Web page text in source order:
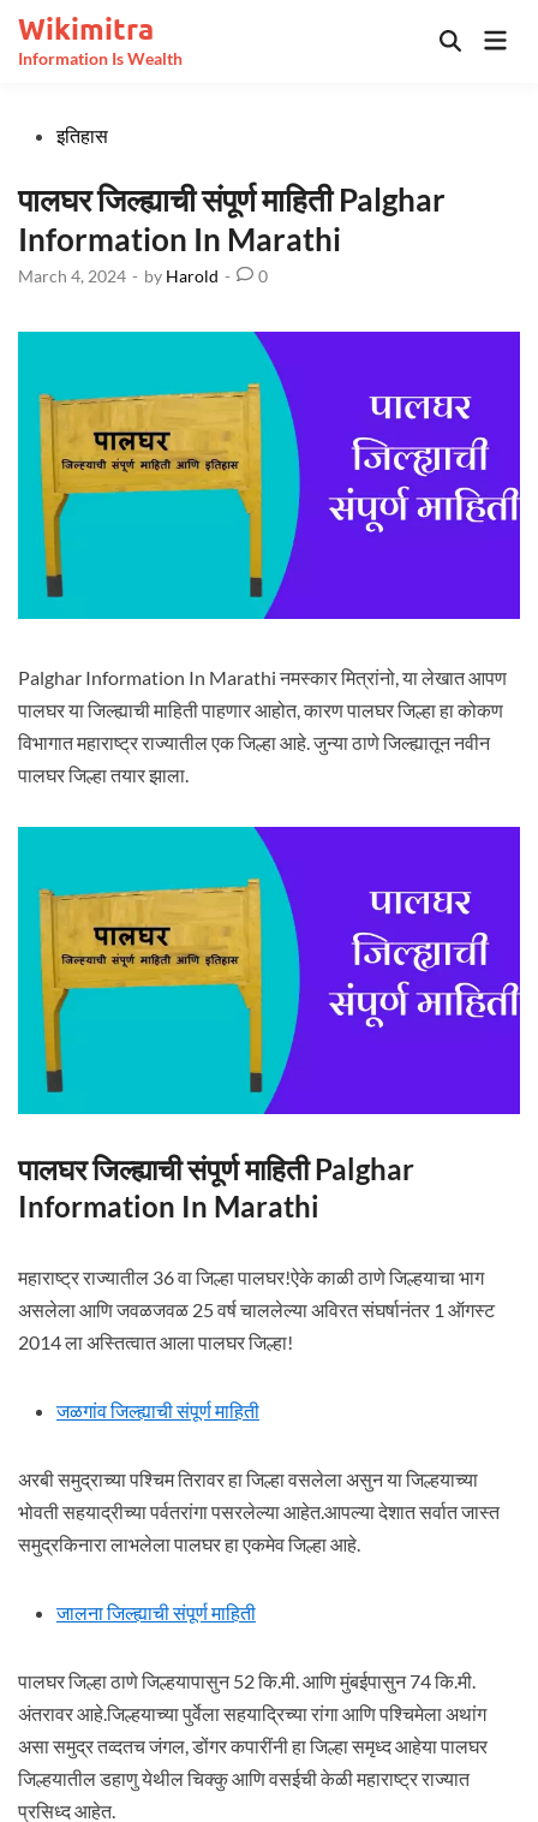
content
Wikimitra
Information Is Wealth
Open
Postedइतिहास
पालघर जिल्ह्याची संपूर्ण माहिती Palghar
Information In Marathi
March 4, 2024 - by Harold - 0
Palghar Information In Marathi नमस्कार मित्रांनो, या लेखात आपण
पालघर या जिल्ह्याची माहिती पाहणार आहोत, कारण पालघर जिल्हा हा कोकण
विभागात महाराष्ट्र राज्यातील एक जिल्हा आहे. जुन्या ठाणे जिल्ह्यातून नवीन
पालघर जिल्हा तयार झाला.
पालघर जिल्ह्याची संपूर्ण माहिती Palghar
Information In Marathi
महाराष्ट्र राज्यातील 36 वा जिल्हा पालघर!ऐके काळी ठाणे जिल्हयाचा भाग
असलेला आणि जवळजवळ 25 वर्ष चाललेल्या अविरत संघर्षानंतर 1 ऑगस्ट
2014 ला अस्तित्वात आला पालघर जिल्हा!
जळगांव जिल्ह्याची संपूर्ण माहिती
अरबी समुद्राच्या पश्चिम तिरावर हा जिल्हा वसलेला असुन या जिल्हयाच्या
भोवती सहयाद्रीच्या पर्वतरांगा पसरलेल्या आहेत.आपल्या देशात सर्वात जास्त
समुद्रकिनारा लाभलेला पालघर हा एकमेव जिल्हा आहे.
जालना जिल्ह्याची संपूर्ण माहिती
पालघर जिल्हा ठाणे जिल्हयापासुन 52 कि.मी. आणि मुंबईपासुन 74 कि.मी.
अंतरावर आहे.जिल्हयाच्या पुर्वेला सहयाद्रिच्या रांगा आणि पश्चिमेला अथांग
असा समुद्र तव्दतच जंगल, डोंगर कपारींनी हा जिल्हा समृध्द आहेया पालघर
जिल्हयातील डहाणु येथील चिक्कु आणि वसईची केळी महाराष्ट्र राज्यात
प्रसिध्द आहेत.